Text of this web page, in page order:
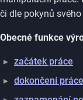
či dle pokynů
Obecné funkce
začátek práce
dokončení práce